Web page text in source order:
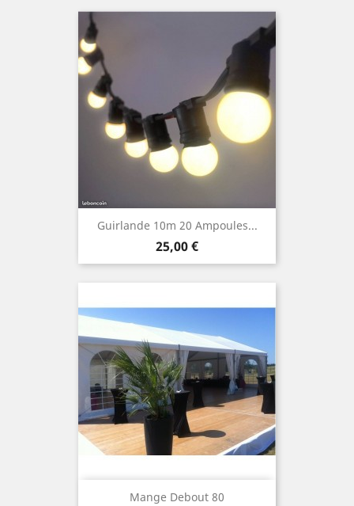
Guirlande 10m 20 Ampoules...
Prix
25,00 €
Mange Debout 80